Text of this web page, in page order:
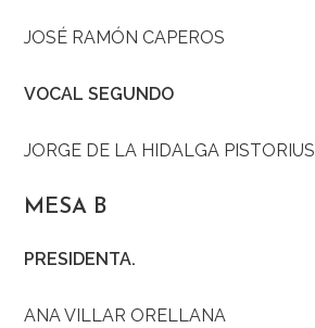
JOSÉ RAMÓN CAPEROS
VOCAL SEGUNDO
JORGE DE LA HIDALGA PISTORIUS
MESA B
PRESIDENTA.
ANA VILLAR ORELLANA